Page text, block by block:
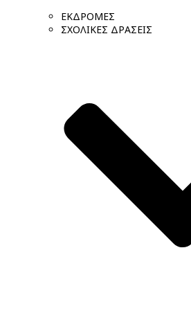
ΕΚΔΡΟΜΕΣ
ΣΧΟΛΙΚΕΣ ΔΡΑΣΕΙΣ